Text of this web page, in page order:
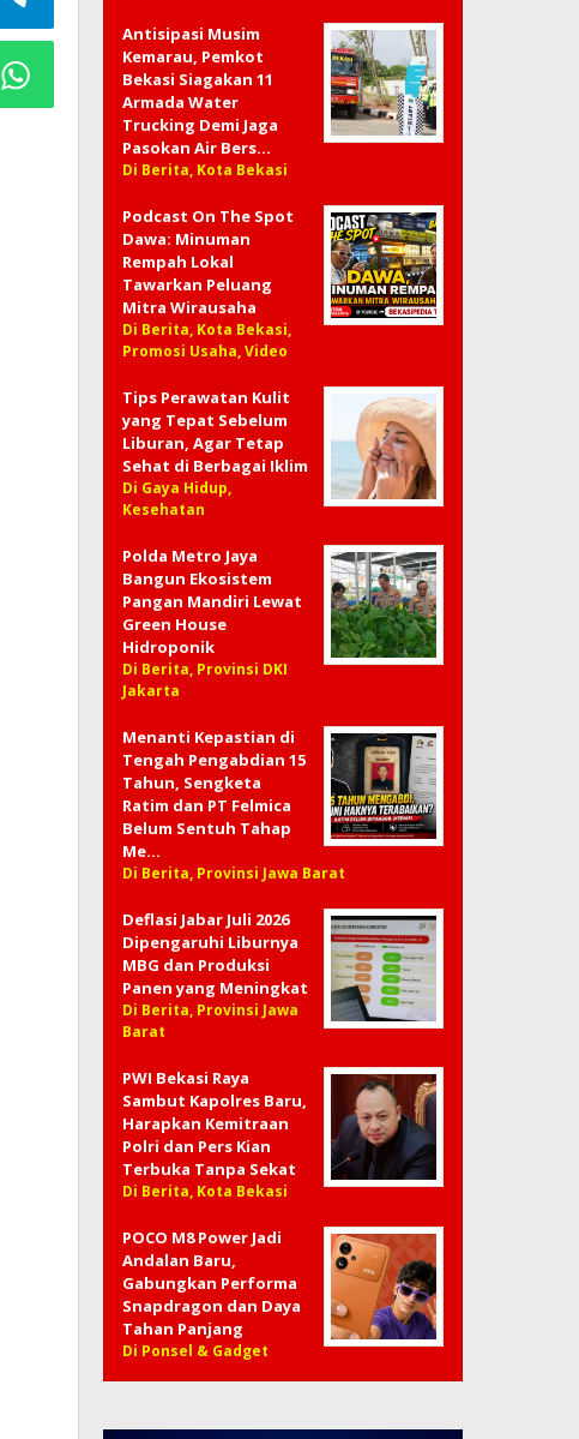
Antisipasi Musim
Kemarau, Pemkot
Bekasi Siagakan 11
Armada Water
Trucking Demi Jaga
Pasokan Air Bers…
Di Berita, Kota Bekasi
Podcast On The Spot
Dawa: Minuman
Rempah Lokal
Tawarkan Peluang
Mitra Wirausaha
Di Berita, Kota Bekasi,
Promosi Usaha, Video
Tips Perawatan Kulit
yang Tepat Sebelum
Liburan, Agar Tetap
Sehat di Berbagai Iklim
Di Gaya Hidup,
Kesehatan
Polda Metro Jaya
Bangun Ekosistem
Pangan Mandiri Lewat
Green House
Hidroponik
Di Berita, Provinsi DKI
Jakarta
Menanti Kepastian di
Tengah Pengabdian 15
Tahun, Sengketa
Ratim dan PT Felmica
Belum Sentuh Tahap
Me…
Di Berita, Provinsi Jawa Barat
Deflasi Jabar Juli 2026
Dipengaruhi Liburnya
MBG dan Produksi
Panen yang Meningkat
Di Berita, Provinsi Jawa
Barat
PWI Bekasi Raya
Sambut Kapolres Baru,
Harapkan Kemitraan
Polri dan Pers Kian
Terbuka Tanpa Sekat
Di Berita, Kota Bekasi
POCO M8 Power Jadi
Andalan Baru,
Gabungkan Performa
Snapdragon dan Daya
Tahan Panjang
Di Ponsel & Gadget